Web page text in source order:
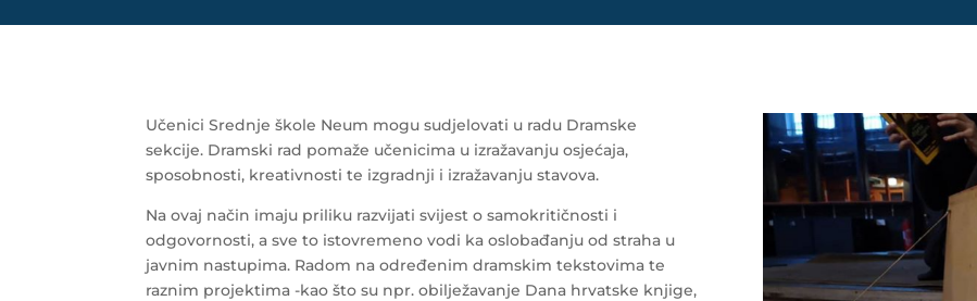
Učenici Srednje škole Neum mogu sudjelovati u radu Dramske
sekcije. Dramski rad pomaže učenicima u izražavanju osjećaja,
sposobnosti, kreativnosti te izgradnji i izražavanju stavova.
Na ovaj način imaju priliku razvijati svijest o samokritičnosti i
odgovornosti, a sve to istovremeno vodi ka oslobađanju od straha u
javnim nastupima. Radom na određenim dramskim tekstovima te
raznim projektima -kao što su npr. obilježavanje Dana hrvatske knjige,